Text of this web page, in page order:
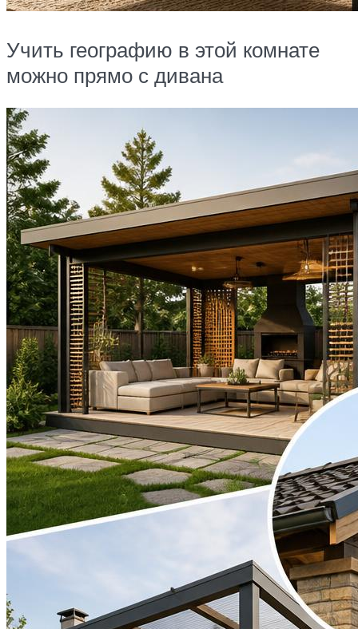
Учить географию в этой комнате
можно прямо с дивана